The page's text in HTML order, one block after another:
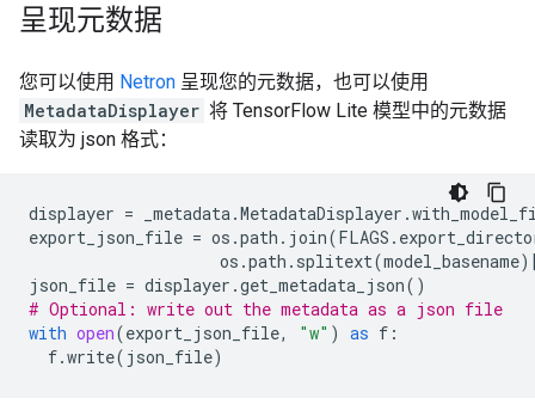
呈现元数据
您可以使用 Netron 呈现您的元数据，也可以使用
MetadataDisplayer 将 TensorFlow Lite 模型中的元数据
读取为 json 格式：
displayer = _metadata.MetadataDisplayer .
export_json_file = os .path . join(FLAGS .
os .path . splitext(model_basename
json_file = displayer .get_metadata_json()
# Optional: write out the metadata as a json file
with open(export_json_file, "w" ) as f :
f.write( json_file)